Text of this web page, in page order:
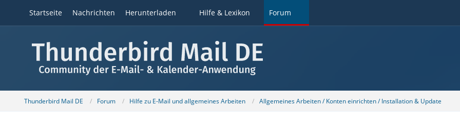
Startseite Nachrichten Herunterladen Hilfe & Lexikon Forum
Thunderbird Mail DE Forum Hilfe zu E-Mail und allgemeines Arbeiten Allgemeines Arbeiten / Konten einrichten / Installation & Update